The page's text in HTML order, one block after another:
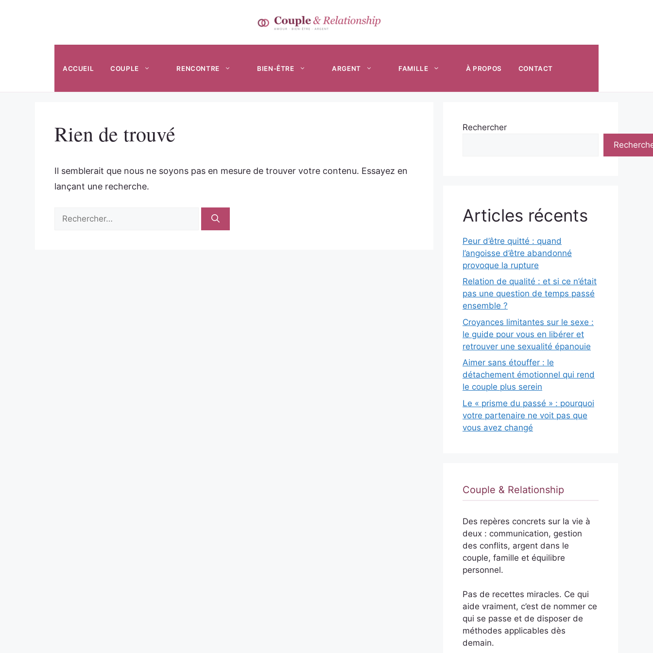
ACCUEIL COUPLE RENCONTRE BIEN-ÊTRE ARGENT FAMILLE À PROPOS CONTACT
Rien de trouvé
Il semblerait que nous ne soyons pas en mesure de trouver votre contenu. Essayez en
lançant une recherche.
Rechercher :
Rechercher
Articles récents
Peur d’être quitté : quand
l’angoisse d’être abandonné
provoque la rupture
Relation de qualité : et si ce n’était
pas une question de temps passé
ensemble ?
Croyances limitantes sur le sexe :
le guide pour vous en libérer et
retrouver une sexualité épanouie
Aimer sans étouffer : le
détachement émotionnel qui rend
le couple plus serein
Le « prisme du passé » : pourquoi
votre partenaire ne voit pas que
vous avez changé
Couple & Relationship
Des repères concrets sur la vie à
deux : communication, gestion
des conflits, argent dans le
couple, famille et équilibre
personnel.
Pas de recettes miracles. Ce qui
aide vraiment, c’est de nommer ce
qui se passe et de disposer de
méthodes applicables dès
demain.